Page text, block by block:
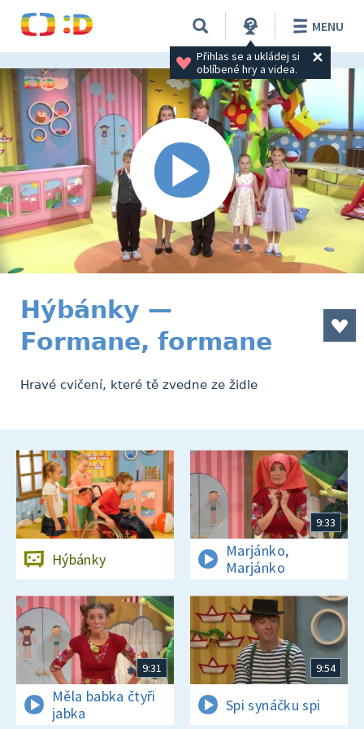
Přihlas se a ukládej si
oblíbené hry a videa.
MENU
Hýbánky —
Formane, formane
Hravé cvičení, které tě zvedne ze židle
Hýbánky
9:33
Marjánko,
Marjánko
9:31
Měla babka čtyři
jabka
9:54
Spi synáčku spi